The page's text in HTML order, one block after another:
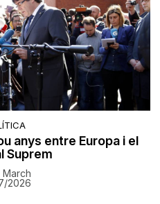
anys entre Europa i el
Suprem
March
2026